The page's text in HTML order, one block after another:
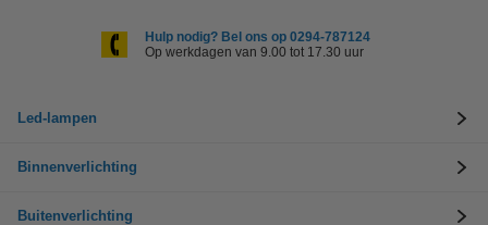
Hulp nodig? Bel ons op 0294-787124
Op werkdagen van 9.00 tot 17.30 uur
Led-lampen
Binnenverlichting
Buitenverlichting